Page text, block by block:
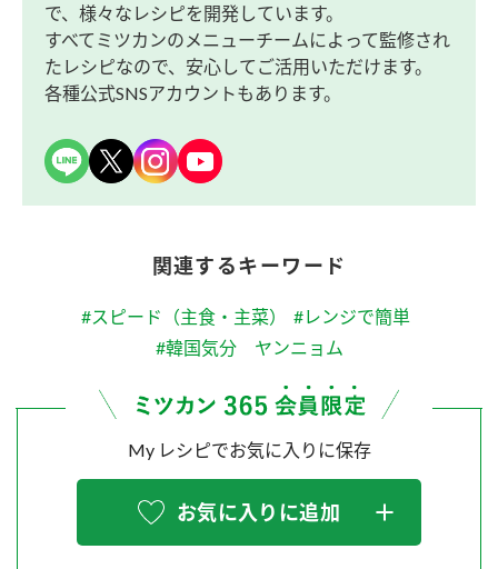
で、様々なレシピを開発しています。
すべてミツカンのメニューチームによって監修され
たレシピなので、安心してご活用いただけます。
各種公式SNSアカウントもあります。
関連するキーワード
#スピード（主食・主菜）
#レンジで簡単
#韓国気分 ヤンニョム
My レシピでお気に入りに保存
お気に入りに追加